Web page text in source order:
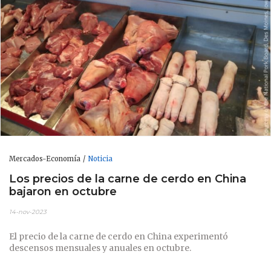
Mercados-Economía Noticia
Los precios de la carne de cerdo en China
bajaron en octubre
14-nov-2023
El precio de la carne de cerdo en China experimentó
descensos mensuales y anuales en octubre.